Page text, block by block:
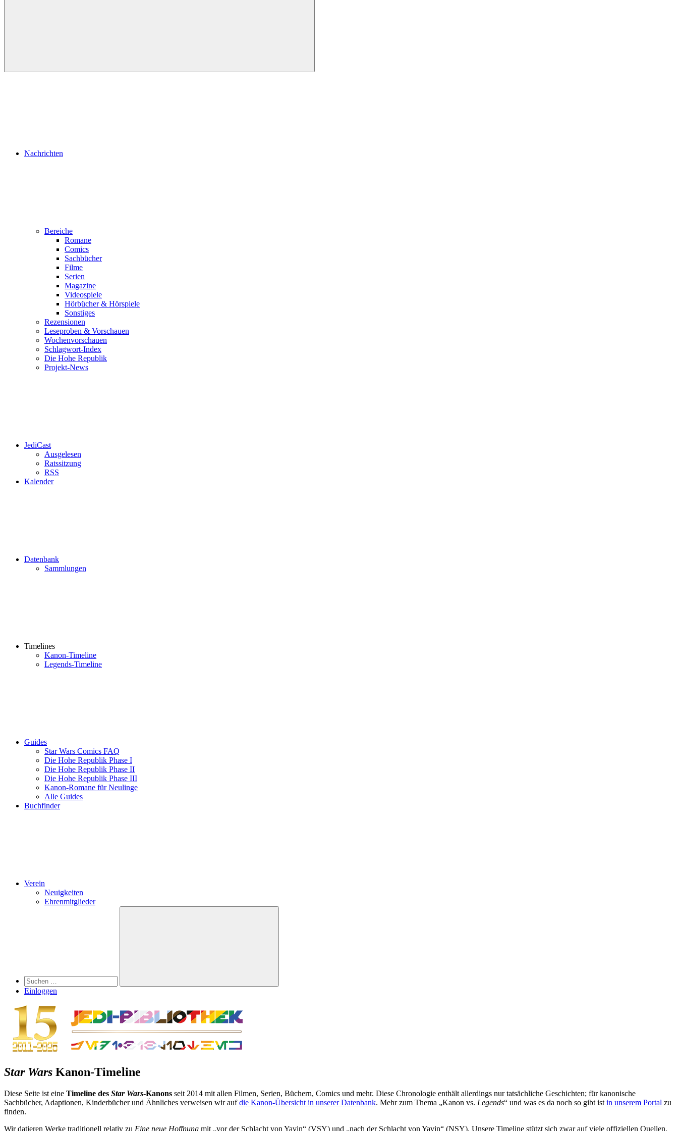
Menü
Nachrichten
Bereiche
Romane
Comics
Sachbücher
Filme
Serien
Magazine
Videospiele
Hörbücher & Hörspiele
Sonstiges
Rezensionen
Leseproben & Vorschauen
Wochenvorschauen
Schlagwort-Index
Die Hohe Republik
Projekt-News
JediCast
Ausgelesen
Ratssitzung
RSS
Kalender
Datenbank
Sammlungen
Timelines
Kanon-Timeline
Legends-Timeline
Guides
Star Wars Comics FAQ
Die Hohe Republik Phase I
Die Hohe Republik Phase II
Die Hohe Republik Phase III
Kanon-Romane für Neulinge
Alle Guides
Buchfinder
Verein
Neuigkeiten
Ehrenmitglieder
Suchen
Einloggen
Star Wars Kanon-Timeline
Diese Seite ist eine Timeline des Star Wars-Kanons seit 2014 mit allen Filmen, Serien, Büchern, Comics und mehr. Diese Chronologie enthält allerdings nur tatsächliche Geschichten; für kanonische
Sachbücher, Adaptionen, Kinderbücher und Ähnliches verweisen wir aufdie Kanon-Übersicht in unserer Datenbank. Mehr zum Thema „Kanon vs. Legends“ und was es da noch so gibt ist in unserem Portal zu
finden.
Wir datieren Werke traditionell relativ zu Eine neue Hoffnung mit „vor der Schlacht von Yavin“ (VSY) und „nach der Schlacht von Yavin“ (NSY). Unsere Timeline stützt sich zwar auf viele offiziellen Quellen,